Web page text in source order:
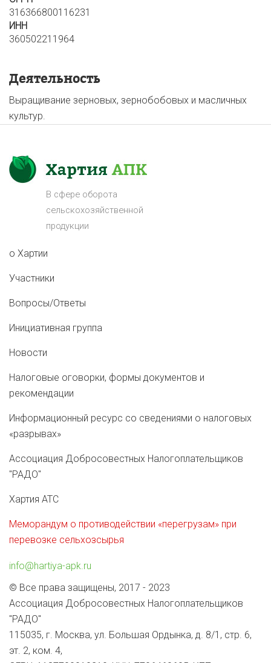
316366800116231
ИНН
360502211964
Деятельность
Выращивание зерновых, зернобобовых и масличных
культур.
В сфере оборота
сельскохозяйственной
продукции
о Хартии
Участники
Вопросы/Ответы
Инициативная группа
Новости
Налоговые оговорки, формы документов и
рекомендации
Информационный ресурс со сведениями о налоговых
«разрывах»
Ассоциация Добросовестных Налогоплательщиков
"РАДО"
Хартия АТС
Меморандум о противодействии «перегрузам» при
перевозке сельхозсырья
info@hartiya-apk.ru
© Все права защищены, 2017 - 2023
Ассоциация Добросовестных Налогоплательщиков
"РАДО"
115035, г. Москва, ул. Большая Ордынка, д. 8/1, стр. 6,
эт. 2, ком. 4,